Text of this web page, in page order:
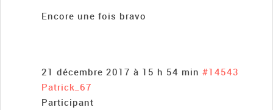
Encore une fois bravo
21 décembre 2017 à 15 h 54 min #14543
Patrick_67
Participant